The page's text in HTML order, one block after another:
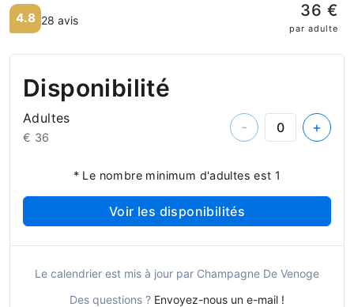
4.8 28 avis 36 €
par adulte
Disponibilité
Adultes
€ 36
- +
* Le nombre minimum d'adultes est 1
Voir les disponibilités
Le calendrier est mis à jour par Champagne De Venoge
Des questions ? Envoyez-nous un e-mail !